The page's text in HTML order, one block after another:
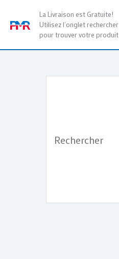
La Livraison est Gratuite!
Utilisez l'onglet rechercher
pour trouver votre produit